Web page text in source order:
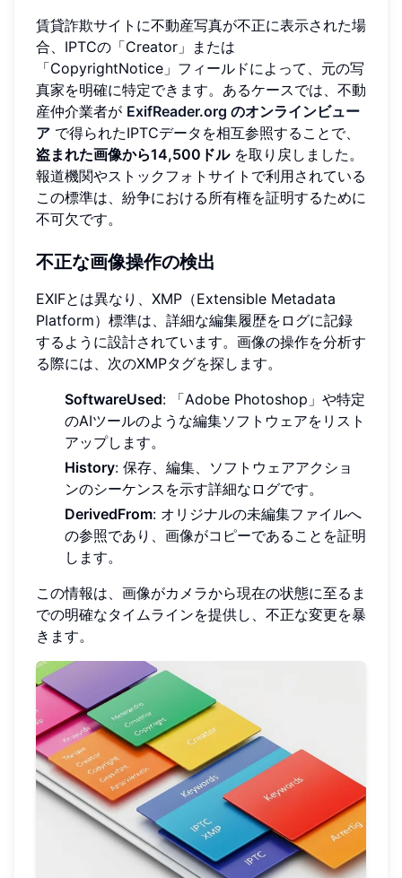
賃貸詐欺サイトに不動産写真が不正に表示された場
合、IPTCの「Creator」または
「CopyrightNotice」フィールドによって、元の写
真家を明確に特定できます。あるケースでは、不動
産仲介業者が ExifReader.org のオンラインビュー
ア で得られたIPTCデータを相互参照することで、
盗まれた画像から14,500ドルを取り戻しました。
報道機関やストックフォトサイトで利用されている
この標準は、紛争における所有権を証明するために
不可欠です。
不正な画像操作の検出
EXIFとは異なり、XMP（Extensible Metadata
Platform）標準は、詳細な編集履歴をログに記録
するように設計されています。画像の操作を分析す
る際には、次のXMPタグを探します。
SoftwareUsed: 「Adobe Photoshop」や特定
のAIツールのような編集ソフトウェアをリスト
アップします。
History: 保存、編集、ソフトウェアアクショ
ンのシーケンスを示す詳細なログです。
DerivedFrom: オリジナルの未編集ファイルへ
の参照であり、画像がコピーであることを証明
します。
この情報は、画像がカメラから現在の状態に至るま
での明確なタイムラインを提供し、不正な変更を暴
きます。